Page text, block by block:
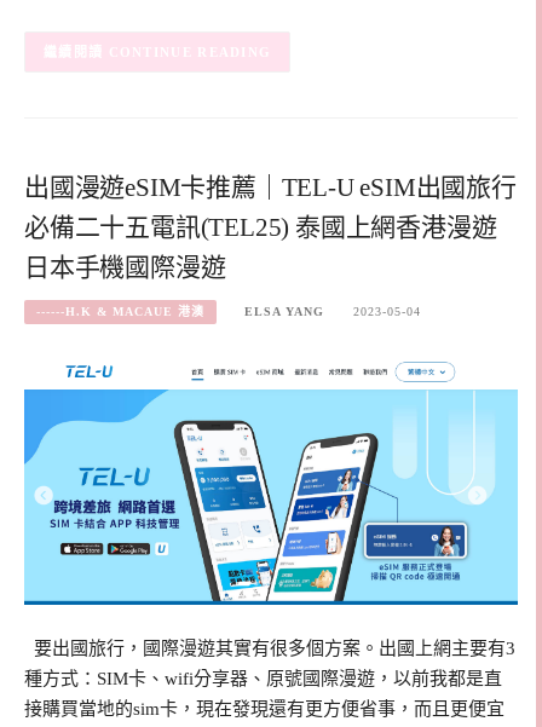
CONTINUE READING
出國漫遊eSIM卡推薦｜TEL-U eSIM出國旅行
必備二十五電訊(TEL25) 泰國上網香港漫遊
日本手機國際漫遊
------H.K & MACAUE 港澳 ELSA YANG 2023-05-04
要出國旅行，國際漫遊其實有很多個方案。出國上網主要有3
種方式：SIM卡、wifi分享器、原號國際漫遊，以前我都是直
接購買當地的sim卡，現在發現還有更方便省事，而且更便宜